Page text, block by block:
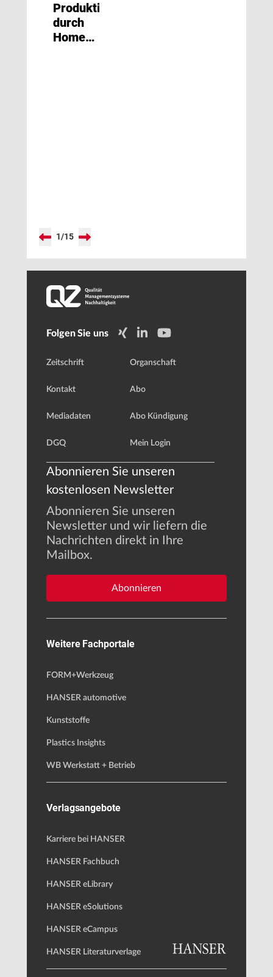
Produktivität
durch
Homeoffice
1/15
Folgen Sie uns
Zeitschrift
Kontakt
Mediadaten
DGQ
Organschaft
Abo
Abo Kündigung
Mein Login
Abonnieren Sie unseren
kostenlosen Newsletter
Abonnieren Sie unseren
Newsletter und wir liefern die
Nachrichten direkt in Ihre
Mailbox.
Abonnieren
Weitere Fachportale
FORM+Werkzeug
HANSER automotive
Kunststoffe
Plastics Insights
WB Werkstatt + Betrieb
Verlagsangebote
Karriere bei HANSER
HANSER Fachbuch
HANSER eLibrary
HANSER eSolutions
HANSER eCampus
HANSER Literaturverlage